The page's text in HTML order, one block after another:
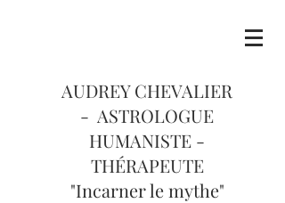
AUDREY CHEVALIER
- ASTROLOGUE
HUMANISTE -
THÉRAPEUTE
"Incarner le mythe"